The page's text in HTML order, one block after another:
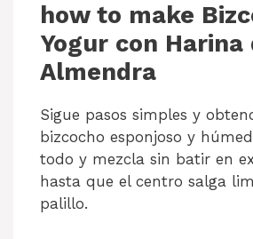
how to make
Yogur con Harina
Almendra
Sigue pasos simples y
bizcocho esponjoso y
todo y mezcla sin batir en
hasta que el centro salga
palillo.